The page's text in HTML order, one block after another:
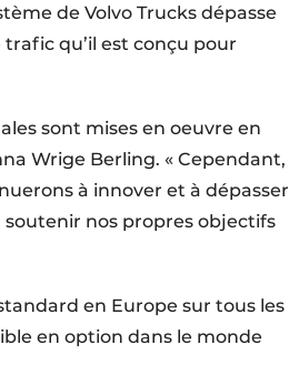
de Volvo Trucks dépasse
qu’il est conçu pour
sont mises en oeuvre en
Wrige Berling. « Cependant,
à innover et à dépasser
soutenir nos propres objectifs
en Europe sur tous les
en option dans le monde